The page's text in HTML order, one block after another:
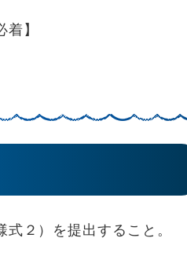
】
２）を提出すること。